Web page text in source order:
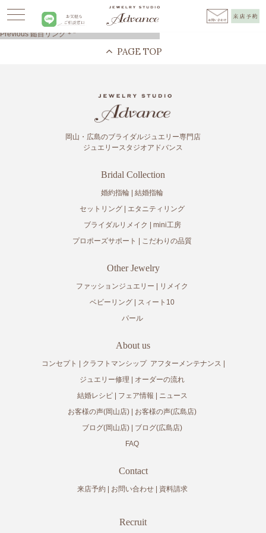
>mini工房>鎚目リング＊*>広島市結婚指輪
投
PreviousPrevious
鎚目リング＊*
岡山・広島のブライダルジュエリー専門店
ジュエリースタジオアドバンス
Bridal Collection
婚約指輪
結婚指輪
セットリング
エタニティリング
ブライダルリメイク
mini工房
プロポーズサポート
こだわりの品質
Other Jewelry
ファッションジュエリー
リメイク
ベビーリング
スィート10
パール
About us
コンセプト クラフトマンシップ アフターメンテナンス
ジュエリー修理
オーダーの流れ
結婚レシピ
フェア情報
ニュース
お客様の声(岡山店)
お客様の声(広島店)
ブログ(岡山店)
ブログ(広島店)
FAQ
Contact
来店予約 お問い合わせ 資料請求
Recruit